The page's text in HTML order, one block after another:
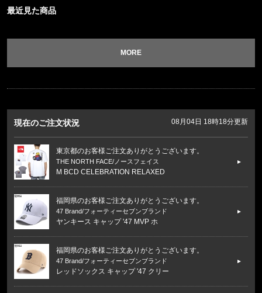
最近見た商品
MORE
現在のご注文状況 08月04日 18時18分更新
東京都のお客様ご注文ありがとうございます。
THE NORTH FACE/ノースフェイス
M BCD CELEBRATION RELAXED
福岡県のお客様ご注文ありがとうございます。
47 Brand/フォーティーセブンブランド
ヤンキース キャップ '47 MVP ホ
福岡県のお客様ご注文ありがとうございます。
47 Brand/フォーティーセブンブランド
レッドソックス キャップ '47 クリー